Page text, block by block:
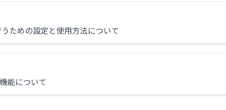
ための設定と使用方法について
能について